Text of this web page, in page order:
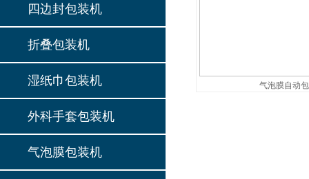
四边封包装机
折叠包装机
湿纸巾包装机
外科手套包装机
气泡膜包装机
气泡膜自动